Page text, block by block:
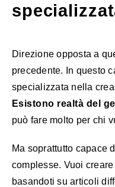
Direzione opposta a
precedente. In questo
specializzata nella
Esistono realtà del
può fare molto per chi
Ma soprattutto capace
complesse. Vuoi
basandoti su articoli